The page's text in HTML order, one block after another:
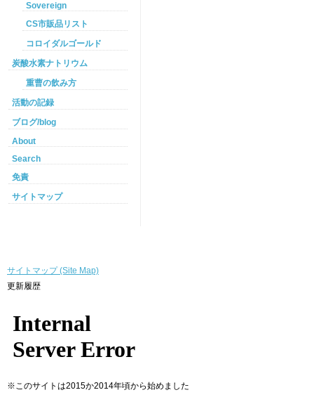
Sovereign
CS市販品リスト
コロイダルゴールド
炭酸水素ナトリウム
重曹の飲み方
活動の記録
ブログ/blog
About
Search
免責
サイトマップ
サイトマップ (Site Map)
更新履歴
※このサイトは2015か2014年頃から始めました